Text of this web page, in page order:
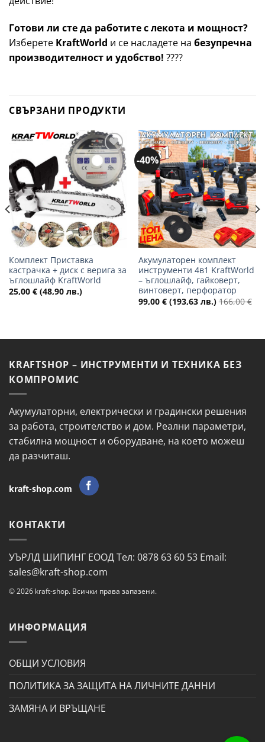
Готови ли сте да работите с лекота и мощност?
Изберете KraftWorld и се насладете на безупречна
производителност и удобство! ????
СВЪРЗАНИ ПРОДУКТИ
Добави
в
желани
Комплект Приставка
кастрачка + диск с верига за
ъглошлайф KraftWorld
25,00 € (48,90 лв.)
-40%
Добави
в
желани
Акумулаторен комплект
инструменти 4в1 KraftWorld
– ъглошлайф, гайковерт,
винтоверт, перфоратор
99,00 € (193,63 лв.) 166,00€
KRAFTSHOP – ИНСТРУМЕНТИ И ТЕХНИКА БЕЗ
КОМПРОМИС
Акумулаторни, електрически и градински решения
за работа, строителство и дом. Реални параметри,
стабилна мощност и оборудване, на което можеш
да разчиташ.
kraft-shop.com
КОНТАКТИ
УЪРЛД ШИПИНГ ЕООД Тел: 0878 63 60 53 Email:
sales@kraft-shop.com
© 2026 kraft-shop. Всички права запазени.
ИНФОРМАЦИЯ
ОБЩИ УСЛОВИЯ
ПОЛИТИКА ЗА ЗАЩИТА НА ЛИЧНИТЕ ДАННИ
ЗАМЯНА И ВРЪЩАНЕ